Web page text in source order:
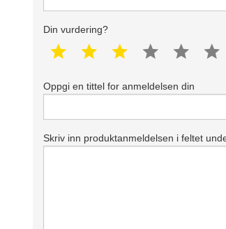
Din vurdering?
1 star 2 star 3 star 4 star 5 star
Oppgi en tittel for anmeldelsen din
Skriv inn produktanmeldelsen i feltet